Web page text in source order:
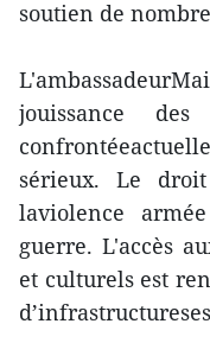
soutien de
jouissance
sérieux. Le
laviolence
guerre. L'accès
et culturels est